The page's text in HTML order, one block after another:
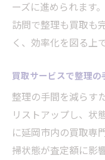
ーズに進められます
訪問で整理も買取も
く、効率化を図る上
買取サービスで整理の
整理の手間を減らす
リストアップし、状
に延岡市内の買取専
掃状態が査定額に影